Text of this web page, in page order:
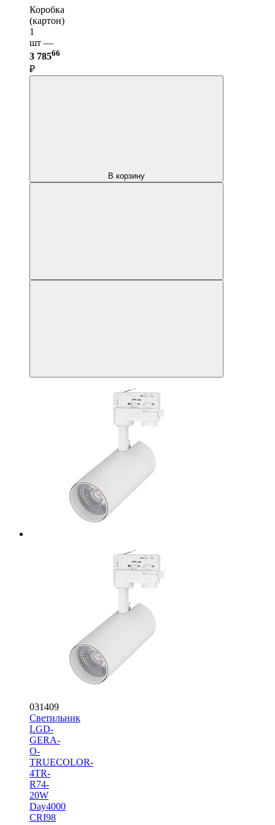
Коробка
(картон)
1
шт —
3 78566
₽
В корзину
031409
Светильник
LGD-
GERA-
O-
TRUECOLOR-
4TR-
R74-
20W
Day4000
CRI98